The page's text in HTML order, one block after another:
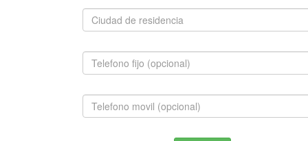
BOSTON TERRIER